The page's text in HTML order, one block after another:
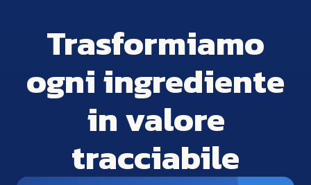
Trasformiamo
ogni ingrediente
in valore
tracciabile